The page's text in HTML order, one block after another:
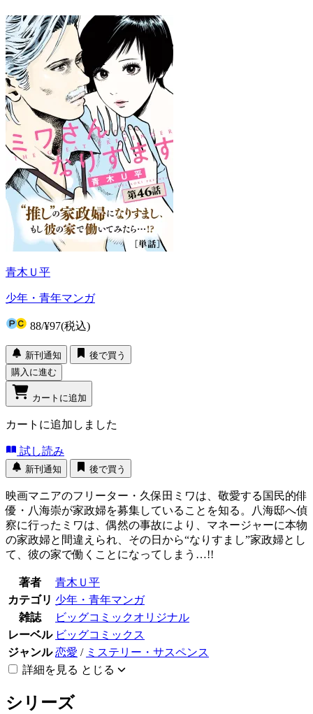
青木Ｕ平
少年・青年マンガ
88/¥97(税込)
新刊通知
後で買う
購入に進む
カートに追加
カートに追加しました
試し読み
新刊通知 後で買う
映画マニアのフリーター・久保田ミワは、敬愛する国民的俳
優・八海崇が家政婦を募集していることを知る。八海邸へ偵
察に行ったミワは、偶然の事故により、マネージャーに本物
の家政婦と間違えられ、その日から“なりすまし”家政婦とし
て、彼の家で働くことになってしまう…!!
著者
青木Ｕ平
カテゴリ 少年・青年マンガ
雑誌
ビッグコミックオリジナル
レーベル ビッグコミックス
ジャンル 恋愛 / ミステリー・サスペンス
詳細を見る とじる
シリーズ